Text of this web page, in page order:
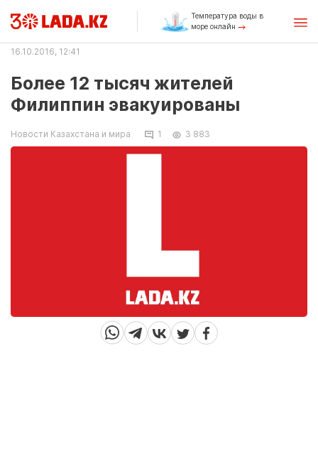
Температура воды в
море онлайн
16.10.2016, 12:41
Более 12 тысяч жителей
Филиппин эвакуированы
Новости Казахстана и мира 1 3 883